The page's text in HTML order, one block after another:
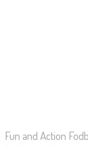
Fun and Action